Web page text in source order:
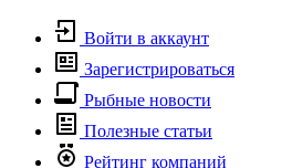
Войти в аккаунт
Зарегистрироваться
Рыбные новости
Полезные статьи
Рейтинг компаний